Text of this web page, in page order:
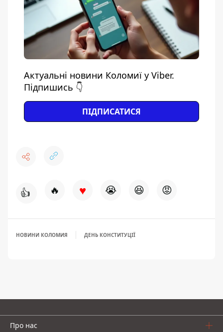
Актуальні новини Коломиї у Viber.
Підпишись 👇
ПІДПИСАТИСЯ
👍 🔥 ♥ 😭 😆 😡
НОВИНИ КОЛОМИЯ ДЕНЬ КОНСТИТУЦІЇ
Про нас